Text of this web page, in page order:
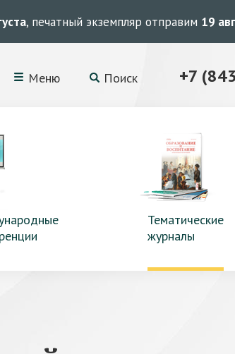
, печатный экземпляр отправим 19
Меню Поиск +7
Тематические
журналы